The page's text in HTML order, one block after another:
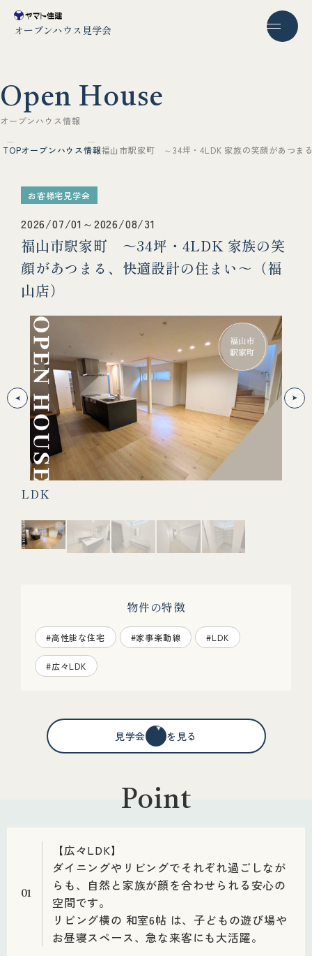
オープンハウス見学会
Open House
オー プンハ ウ ス情報
TOPオープンハウス情報福山市駅家町 ～34坪・4LDK 家族の笑顔があつま
お客様宅見学会
2026/07/01～2026/08/31
福山市駅家町 ～34坪・4LDK 家族の笑
顔があつまる、快適設計の住まい～（福
山店）
LDK
物件の特徴
#高性能な住宅 #家事楽動線 #LDK
#広々LDK
見学会情報を見る
Point
01
【広々LDK】
ダイニングやリビングでそれぞれ過ごしなが
らも、自然と家族が顔を合わせられる安心の
空間です。
リビング横の 和室6帖 は、子どもの遊び場や
お昼寝スペース、急な来客にも大活躍。